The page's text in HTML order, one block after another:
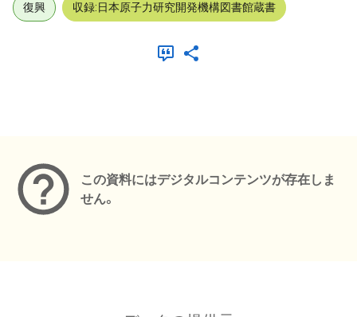
復興 収録:日本原子力研究開発機構図書館蔵書
この資料にはデジタルコンテンツが存在しま
せん。